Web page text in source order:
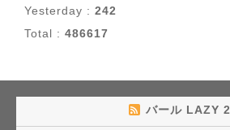
Yesterday : 242
Total : 486617
バール LAZY 2